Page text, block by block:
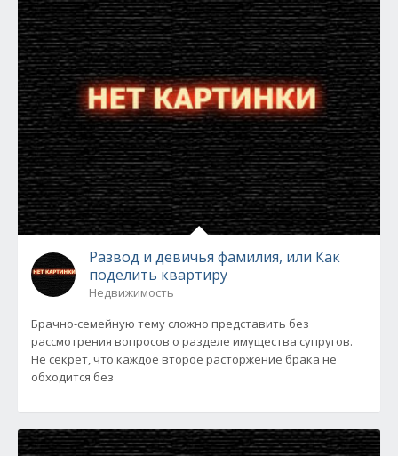
Развод и девичья фамилия, или Как
поделить квартиру
Недвижимость
Брачно-семейную тему сложно представить без
рассмотрения вопросов о разделе имущества супругов.
Не секрет, что каждое второе расторжение брака не
обходится без